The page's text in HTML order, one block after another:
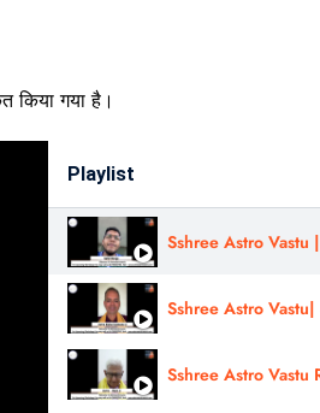
किया गया है।
Playlist